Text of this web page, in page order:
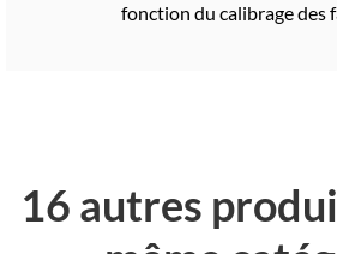
fonction du calibrage des
16 autres